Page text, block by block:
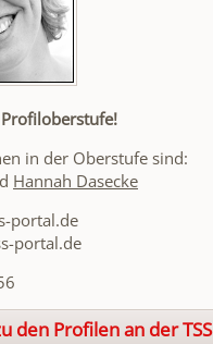
in der Oberstufe sind:
Hannah Dasecke
portal.de
portal.de
den Profilen an der TSS